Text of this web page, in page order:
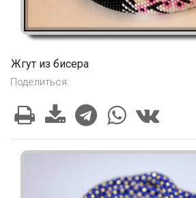
Жгут из бисера
Поделиться: